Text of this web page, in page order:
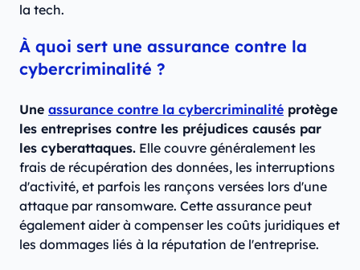
la tech.
À quoi sert une assurance contre la
cybercriminalité ?
Une assurance contre la cybercriminalité protège
les entreprises contre les préjudices causés par
les cyberattaques. Elle couvre généralement les
frais de récupération des données, les interruptions
d'activité, et parfois les rançons versées lors d'une
attaque par ransomware. Cette assurance peut
également aider à compenser les coûts juridiques et
les dommages liés à la réputation de l'entreprise.